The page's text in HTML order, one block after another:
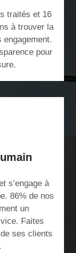
traités et 16
à trouver la
pour
s’engage à
86% de nos
un
Faites
ses clients